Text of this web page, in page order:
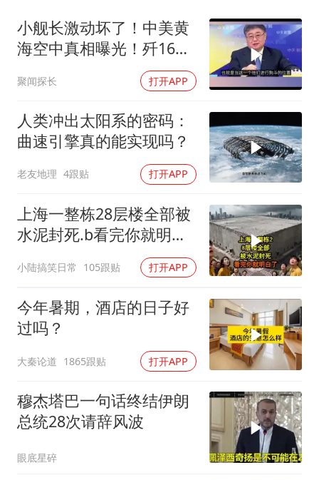
“不怕六爷挂得多 就怕六爷挂一颗”
多个明星演唱会取消
36岁男演员成景区NPC后人气爆棚
小舰长激动坏了！中美黄
海空中真相曝光！歼16狗
美军F16！解放军南海绝
对武力！
聚闻探长 打开APP
人类冲出太阳系的密码：
曲速引擎真的能实现吗？
老友地理 4跟贴 打开APP
上海一整栋28层楼全部被
水泥封死.b看完你就明白
小陆搞笑日常 105跟贴 打开APP
今年暑期，酒店的日子好
过吗？
大秦论道 1865跟贴 打开APP
穆杰塔巴一句话终结伊朗
总统28次请辞风波
眼底星碎